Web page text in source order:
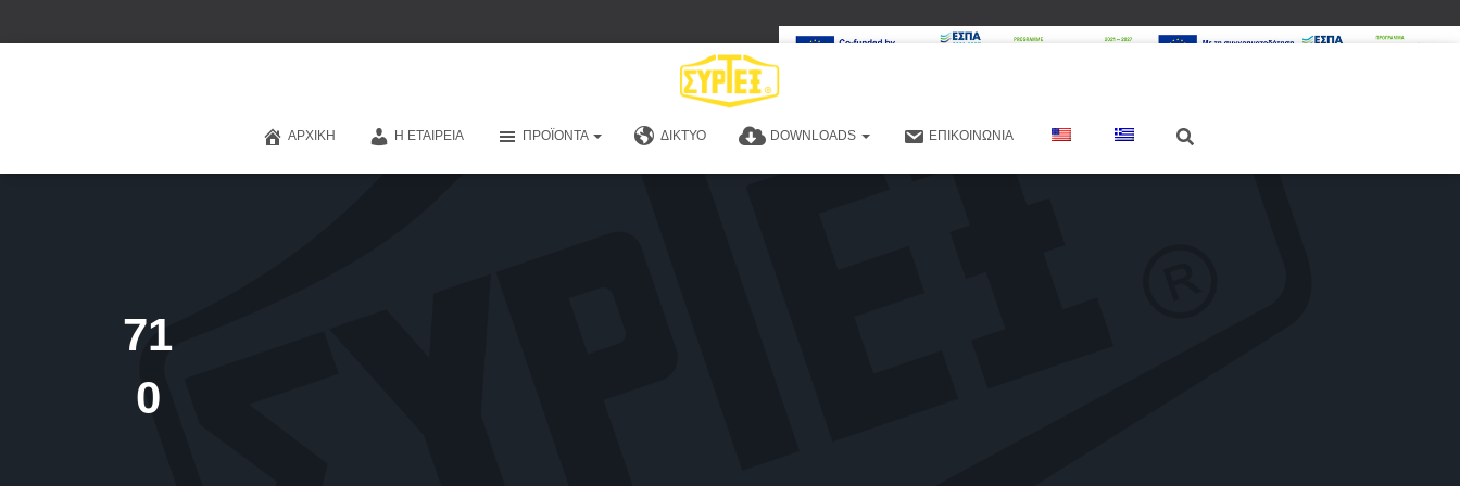
ΑΡΧΙΚΉ Η ΕΤΑΙΡΕΊΑ ΠΡΟΪΌΝΤΑ ΔΊΚΤΥΟ DOWNLOADS ΕΠΙΚΟΙΝΩΝΊΑ
71
0